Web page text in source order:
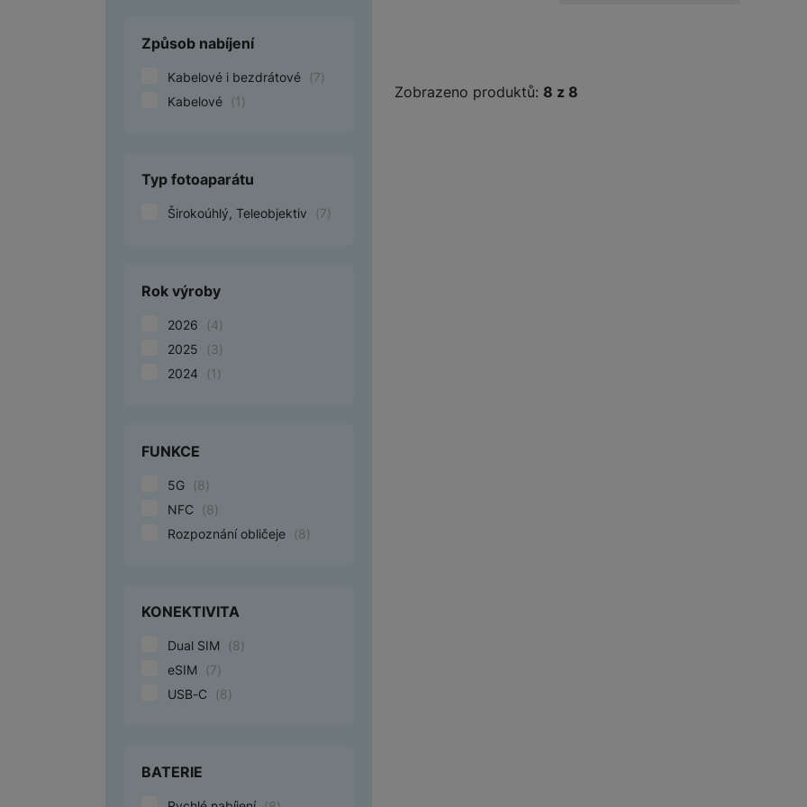
Marketingové cookies používáme my nebo naši partneři, abychom vám mohli zobrazit vhodné
Způsob nabíjení
Kabelové i bezdrátové (7)
Kabelové
(1 )
Typ fotoaparátu
Širokoúhlý, Teleobjektiv (7)
Rok výroby
2026 (4)
2025
(3)
2024
(1 )
FUNKCE
5G (8)
NFC
(8)
Rozpoznání obličeje
(8)
KONEKTIVITA
Dual SIM (8)
eSIM
(7)
USB-C
(8)
BATERIE
Zobrazeno produktů: z 8